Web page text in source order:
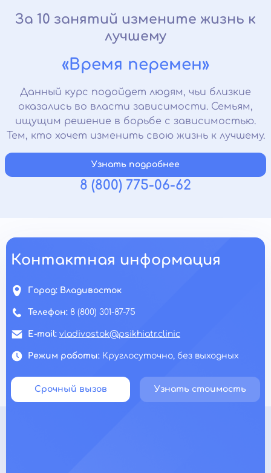
За 10 занятий измените жизнь к
лучшему
«Время перемен»
Данный курс подойдет людям, чьи близкие
оказались во власти зависимости. Семьям,
ищущим решение в борьбе с зависимостью.
Тем, кто хочет изменить свою жизнь к лучшему.
Узнать подробнее
8 (800) 775-06-62
Контактная информация
Город: Владивосток
Телефон: 8 (800) 301-87-75
E-mail: vladivostok@psikhiatr.clinic
Режим работы: Круглосуточно, без выходных
Срочный вызов Узнать стоимость